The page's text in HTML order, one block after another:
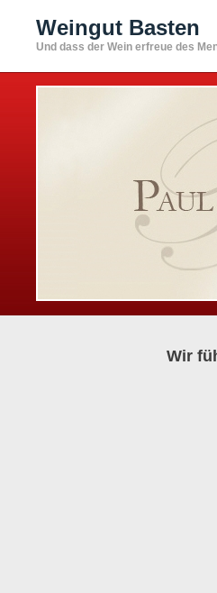
Weingut Basten
Und dass der Wein erfreue des
Wir